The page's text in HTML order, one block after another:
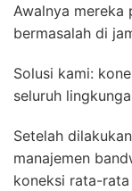
Awalnya mereka
bermasalah di
Solusi kami:
seluruh
Setelah
manajemen
koneksi rata-